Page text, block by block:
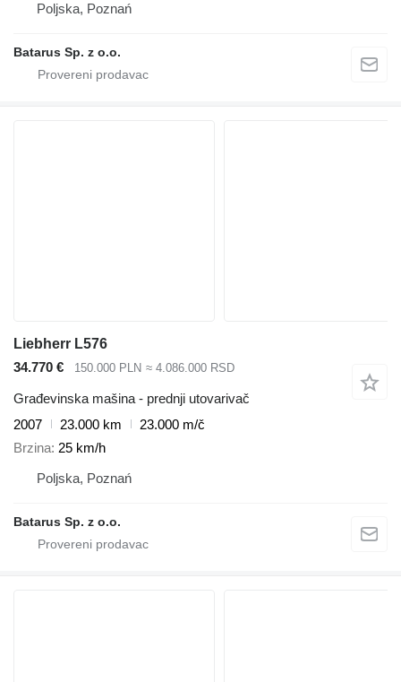
Poljska, Poznań
Batarus Sp. z o.o.
Liebherr L576
34.770 €
150.000 PLN ≈ 4.086.000 RSD
Građevinska mašina - prednji utovarivač
2007
23.000 km
23.000 m/č
Brzina 25 km/h
Poljska, Poznań
Batarus Sp. z o.o.